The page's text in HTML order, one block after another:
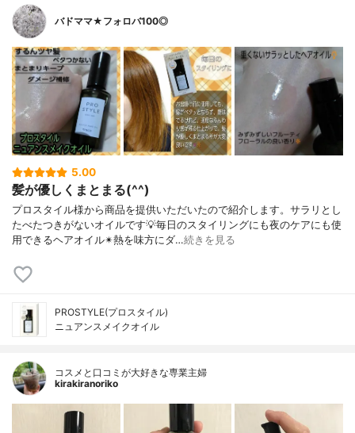
バドママ★フォロバ100◎
5.00
髪が優しくまとまる(^^)
プロスタイル様から商品を提供いただいたので紹介します。サラリとし
たべたつきがないオイルです💡毎日のスタイリングにも夜のケアにも使
用できるヘアオイル✴熱を味方にダ…続きを見る
PROSTYLE(プロスタイル)
ニュアンスメイクオイル
コスメと口コミが大好きな専業主婦
kirakiranoriko